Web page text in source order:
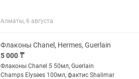
Алматы, 6 августа
Флаконы Chanel, Hermes, Guerlain
5 000 ₸
Флаконы Chanel 5 50мл, Guerlain
Champs Elysees 100мл, фактис Shalimar